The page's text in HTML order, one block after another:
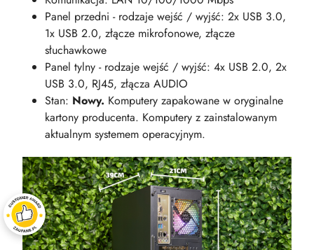
Panel przedni - rodzaje wejść / wyjść: 2x USB 3.0,
1x USB 2.0, złącze mikrofonowe, złącze
słuchawkowe
Panel tylny - rodzaje wejść / wyjść: 4x USB 2.0, 2x
USB 3.0, RJ45, złącza AUDIO
Stan: Nowy. Komputery zapakowane w oryginalne
kartony producenta. Komputery z zainstalowanym
aktualnym systemem operacyjnym.